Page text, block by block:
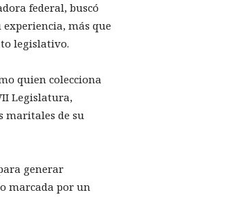
federal, buscó
más que
legislativo.
quien colecciona
Legislatura,
maritales de su
generar
marcada por un